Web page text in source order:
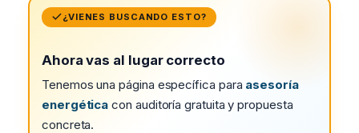
¿VIENES BUSCANDO ESTO?
Ahora vas al lugar correcto
Tenemos una página específica para asesoría
energética con auditoría gratuita y propuesta
concreta.